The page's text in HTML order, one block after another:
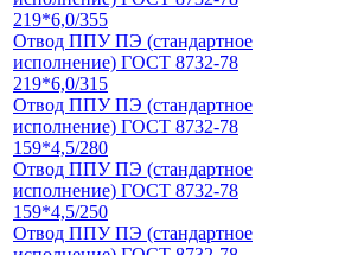
219*6,0/355
Отвод ППУ ПЭ (стандартное
исполнение) ГОСТ 8732-78
219*6,0/315
Отвод ППУ ПЭ (стандартное
исполнение) ГОСТ 8732-78
159*4,5/280
Отвод ППУ ПЭ (стандартное
исполнение) ГОСТ 8732-78
159*4,5/250
Отвод ППУ ПЭ (стандартное